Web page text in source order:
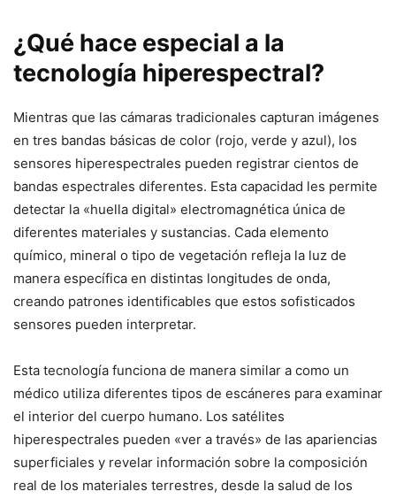
¿Qué hace especial a la
tecnología hiperespectral?
Mientras que las cámaras tradicionales capturan imágenes
en tres bandas básicas de color (rojo, verde y azul), los
sensores hiperespectrales pueden registrar cientos de
bandas espectrales diferentes. Esta capacidad les permite
detectar la «huella digital» electromagnética única de
diferentes materiales y sustancias. Cada elemento
químico, mineral o tipo de vegetación refleja la luz de
manera específica en distintas longitudes de onda,
creando patrones identificables que estos sofisticados
sensores pueden interpretar.
Esta tecnología funciona de manera similar a como un
médico utiliza diferentes tipos de escáneres para examinar
el interior del cuerpo humano. Los satélites
hiperespectrales pueden «ver a través» de las apariencias
superficiales y revelar información sobre la composición
real de los materiales terrestres, desde la salud de los